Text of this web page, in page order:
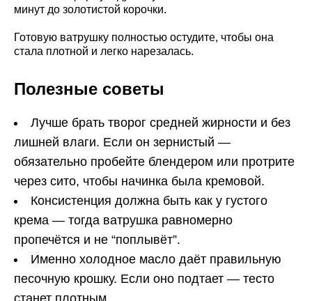
минут до золотистой корочки.
Готовую ватрушку полностью остудите, чтобы она
стала плотной и легко нарезалась.
Полезные советы
Лучше брать творог средней жирности и без
лишней влаги. Если он зернистый —
обязательно пробейте блендером или протрите
через сито, чтобы начинка была кремовой.
Консистенция должна быть как у густого
крема — тогда ватрушка равномерно
пропечётся и не “поплывёт”.
Именно холодное масло даёт правильную
песочную крошку. Если оно подтает — тесто
станет плотным.